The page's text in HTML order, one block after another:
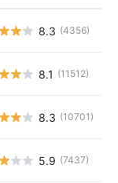
8.3 (4356)
8.1 (11512)
8.3 (10701)
5.9 (7437)